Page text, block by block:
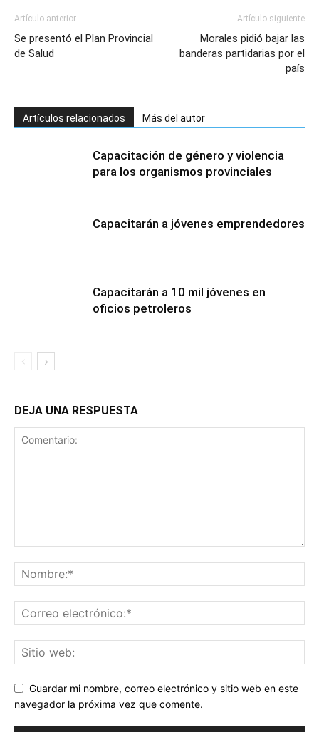
Artículo anterior
Se presentó el Plan Provincial
de Salud
Artículo siguiente
Morales pidió bajar las
banderas partidarias por el
país
Artículos relacionados Más del autor
Capacitación de género y violencia
para los organismos provinciales
Capacitarán a jóvenes emprendedores
Capacitarán a 10 mil jóvenes en
oficios petroleros
DEJA UNA RESPUESTA
Guardar mi nombre, correo electrónico y sitio web en este
navegador la próxima vez que comente.